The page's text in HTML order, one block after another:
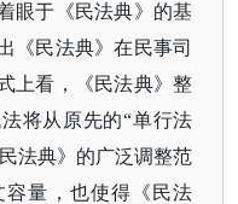
眼于《民法典》的基
《民法典》在民事司
上看，《民法典》整
将从原先的“单行法
法典》的广泛调整范
容量，也使得《民法